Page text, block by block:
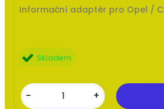
Informační adaptér pro Opel /
Skladem
- +